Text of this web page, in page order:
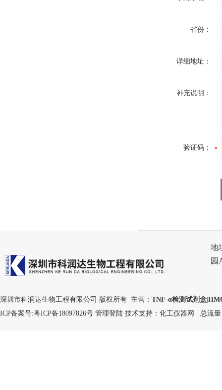
省份：
详细地址：
补充说明：
验证码：
地
园
深圳市科润达生物工程有限公司 版权所有 主营： TNF-α检测试剂盒
ICP备案号:粤ICP备18097826号 管理登陆 技术支持： 化工仪器网 总流量